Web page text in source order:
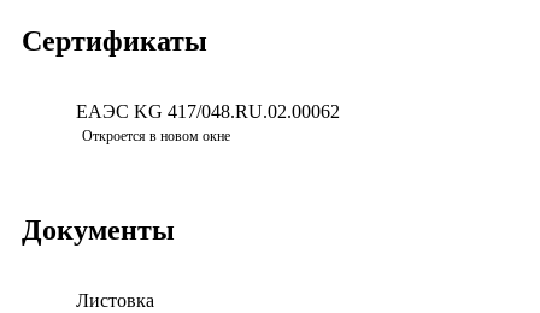
Сертификаты
ЕАЭС KG 417/048.RU.02.00062
Откроется в новом окне
Документы
Листовка